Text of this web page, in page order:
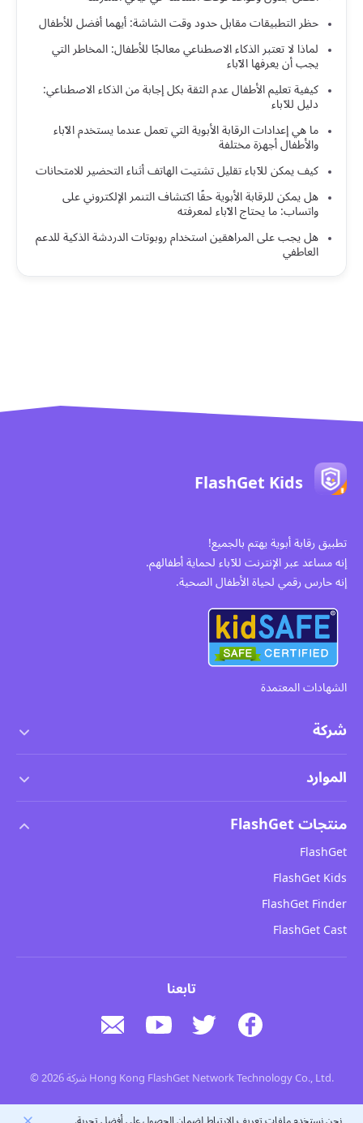
حظر التطبيقات مقابل حدود وقت الشاشة: أيهما أفضل للأطفال
لماذا لا تعتبر الذكاء الاصطناعي معالجًا للأطفال: المخاطر التي
يجب أن يعرفها الآباء
كيفية تعليم الأطفال عدم الثقة بكل إجابة من الذكاء الاصطناعي:
دليل للآباء
ما هي إعدادات الرقابة الأبوية التي تعمل عندما يستخدم الآباء
والأطفال أجهزة مختلفة
كيف يمكن للآباء تقليل تشتيت الهاتف أثناء التحضير للامتحانات
هل يمكن للرقابة الأبوية حقًا اكتشاف التنمر الإلكتروني على
واتساب: ما يحتاج الآباء لمعرفته
هل يجب على المراهقين استخدام روبوتات الدردشة الذكية للدعم
العاطفي
FlashGet Kids
تطبيق رقابة أبوية يهتم بالجميع!
إنه مساعد عبر الإنترنت للآباء لحماية أطفالهم.
إنه حارس رقمي لحياة الأطفال الصحية.
الشهادات المعتمدة
شركة
شروط الخدمة
اتفاقية ترخيص المستخدم النهائي
سياسة DMCA
سياسة الخصوصية
سياسات الإعلانات
لا تبيع معلوماتي
الموارد
مركز المساعدة
كيفية
مدونة
سلامة الأطفال عبر الإنترنت
تحميل
منتجات FlashGet
FlashGet
FlashGet Kids
FlashGet Finder
FlashGet Cast
تابعنا
© 2026 شركة Hong Kong FlashGet Network Technology Co., Ltd.